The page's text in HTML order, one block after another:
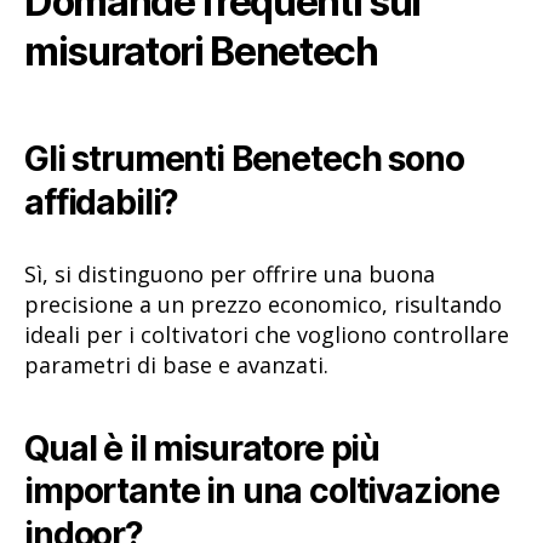
misuratori Benetech
Gli strumenti Benetech sono
affidabili?
Sì, si distinguono per offrire una buona
precisione a un prezzo economico, risultando
ideali per i coltivatori che vogliono controllare
parametri di base e avanzati.
Qual è il misuratore più
importante in una coltivazione